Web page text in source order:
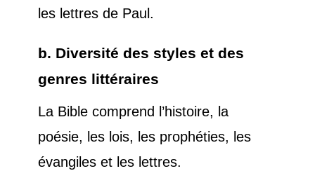
les lettres de Paul.
b. Diversité des styles et des
genres littéraires
La Bible comprend l’histoire, la
poésie, les lois, les prophéties, les
évangiles et les lettres.